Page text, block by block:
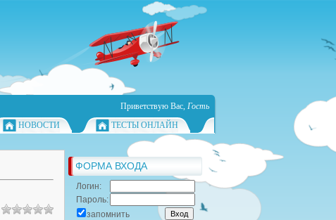
Приветствую Вас, Гость
НОВОСТИ
ТЕСТЫ ОНЛАЙН
ФОРМА ВХОДА
Логин:
Пароль:
запомнить